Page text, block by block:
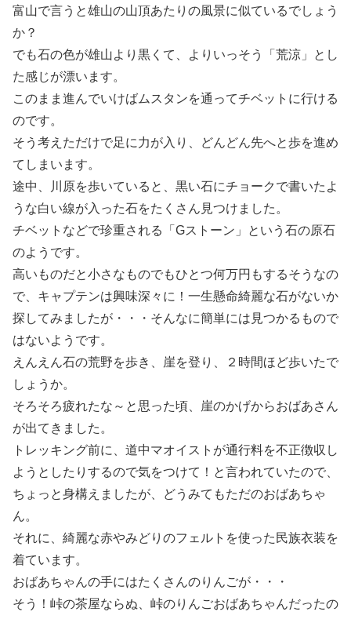
富山で言うと雄山の山頂あたりの風景に似ているでしょう
か？
でも石の色が雄山より黒くて、よりいっそう「荒涼」とし
た感じが漂います。
このまま進んでいけばムスタンを通ってチベットに行ける
のです。
そう考えただけで足に力が入り、どんどん先へと歩を進め
てしまいます。
途中、川原を歩いていると、黒い石にチョークで書いたよ
うな白い線が入った石をたくさん見つけました。
チベットなどで珍重される「Gストーン」という石の原石
のようです。
高いものだと小さなものでもひとつ何万円もするそうなの
で、キャプテンは興味深々に！一生懸命綺麗な石がないか
探してみましたが・・・そんなに簡単には見つかるもので
はないようです。
えんえん石の荒野を歩き、崖を登り、２時間ほど歩いたで
しょうか。
そろそろ疲れたな～と思った頃、崖のかげからおばあさん
が出てきました。
トレッキング前に、道中マオイストが通行料を不正徴収し
ようとしたりするので気をつけて！と言われていたので、
ちょっと身構えましたが、どうみてもただのおばあちゃ
ん。
それに、綺麗な赤やみどりのフェルトを使った民族衣装を
着ています。
おばあちゃんの手にはたくさんのりんごが・・・
そう！峠の茶屋ならぬ、峠のりんごおばあちゃんだったの